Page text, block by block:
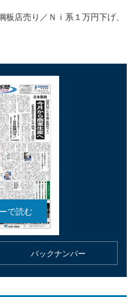
店売り／Ｎｉ系１万円下げ、
バックナンバー